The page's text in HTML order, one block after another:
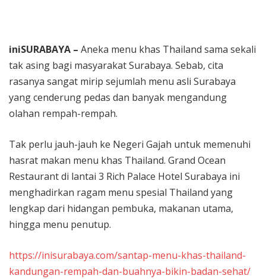
iniSURABAYA – Aneka menu khas Thailand sama sekali
tak asing bagi masyarakat Surabaya. Sebab, cita
rasanya sangat mirip sejumlah menu asli Surabaya
yang cenderung pedas dan banyak mengandung
olahan rempah-rempah.
Tak perlu jauh-jauh ke Negeri Gajah untuk memenuhi
hasrat makan menu khas Thailand. Grand Ocean
Restaurant di lantai 3 Rich Palace Hotel Surabaya ini
menghadirkan ragam menu spesial Thailand yang
lengkap dari hidangan pembuka, makanan utama,
hingga menu penutup.
https://inisurabaya.com/santap-menu-khas-thailand-
kandungan-rempah-dan-buahnya-bikin-badan-sehat/